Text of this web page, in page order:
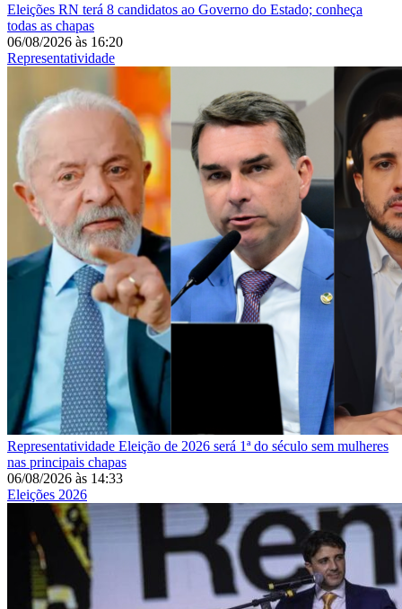
Eleições RN terá 8 candidatos ao Governo do Estado; conheça
todas as chapas
06/08/2026 às 16:20
Representatividade
Representatividade Eleição de 2026 será 1ª do século sem mulheres
nas principais chapas
06/08/2026 às 14:33
Eleições 2026